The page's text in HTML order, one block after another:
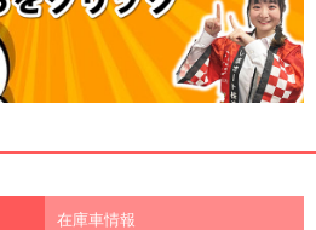
在庫車情報